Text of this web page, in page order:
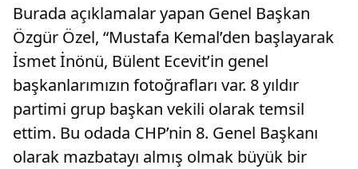
Burada açıklamalar yapan Genel Başkan
Özgür Özel, “Mustafa Kemal’den başlayarak
İsmet İnönü, Bülent Ecevit’in genel
başkanlarımızın fotoğrafları var. 8 yıldır
partimi grup başkan vekili olarak temsil
ettim. Bu odada CHP’nin 8. Genel Başkanı
olarak mazbatayı almış olmak büyük bir